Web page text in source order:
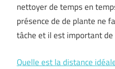
nettoyer de temps en
présence de de plante ne
tâche et il est important
Quelle est la distance